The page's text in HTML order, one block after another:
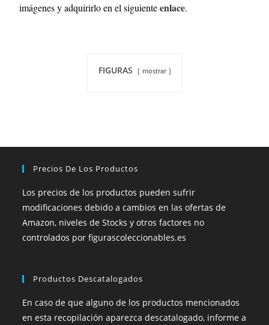
imágenes y adquirirlo en el siguienteenlace.
FIGURAS mostrar
Precios De Los Productos
Los precios de los productos pueden sufrir
modificaciones debido a cambios en las ofertas de
Amazon, niveles de Stocks y otros factores no
controlados por figurascoleccionables.es
Productos Descatalogados
En caso de que alguno de los productos mencionados
en esta recopilación aparezca descatalogado, informe a